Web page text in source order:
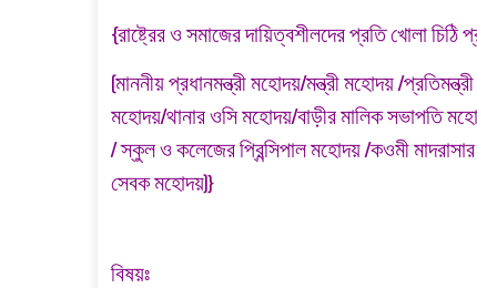
{রাষ্ট্রের ও সমাজের দায়িত্বশীলদের প্রতি খোলা চিঠি
(মাননীয় প্রধানমন্ত্রী মহোদয়/মন্ত্রী মহোদয় /
মহোদয়/থানার ওসি মহোদয়/বাড়ীর মালিক সভাপতি
/ স্কুল ও কলেজের প্রিন্সিপাল মহোদয় /কওমী
সেবক মহোদয়)}
বিষয়ঃ